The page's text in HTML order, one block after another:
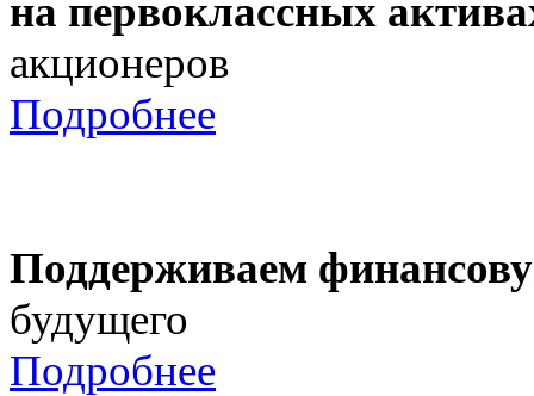
на первоклассных
акционеров
Подробнее
Поддерживаем
будущего
Подробнее